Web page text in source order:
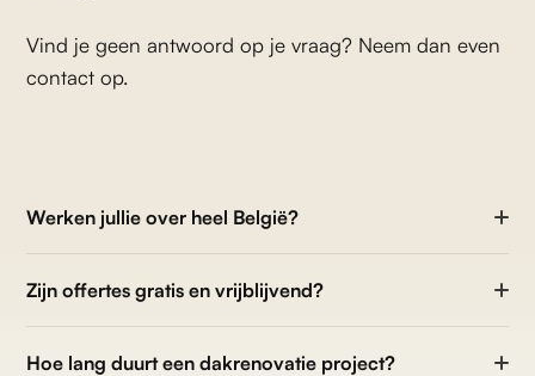
Vind je geen antwoord op je vraag? Neem dan even
contact op.
Werken jullie over heel België?
Zijn offertes gratis en vrijblijvend?
Hoe lang duurt een dakrenovatie project?